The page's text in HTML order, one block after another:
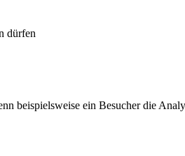
dürfen
beispielsweise ein Besucher die